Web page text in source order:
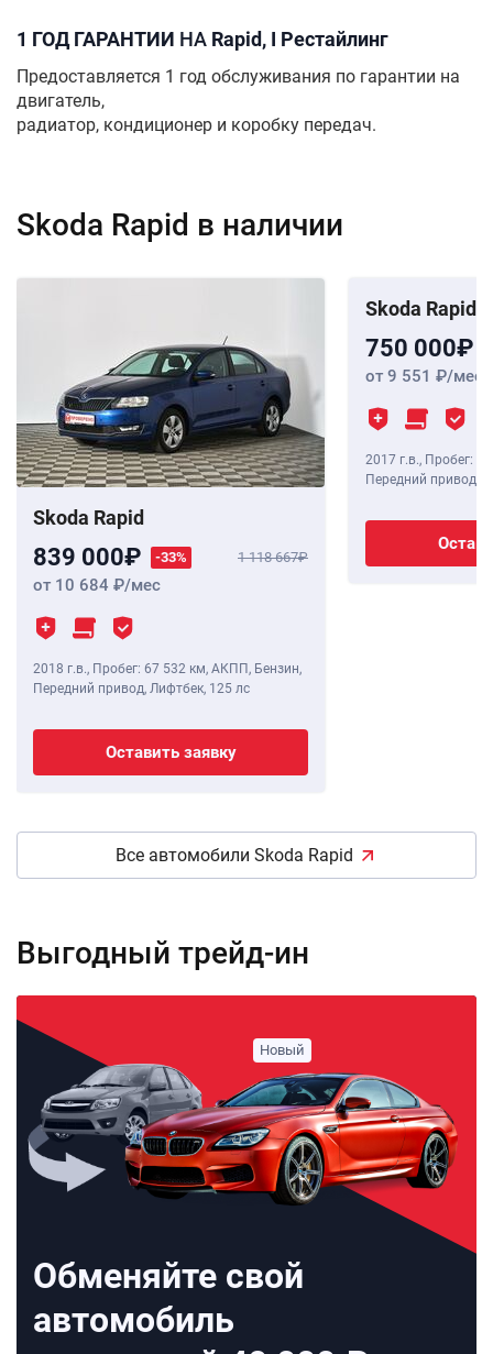
1 ГОД ГАРАНТИИ НА Rapid, I Рестайлинг
Предоставляется 1 год обслуживания по гарантии на
двигатель,
радиатор, кондиционер и коробку передач.
Skoda Rapid в наличии
Skoda Rapid
839 000 -33% 1 118 667
от 10 684 /мес
2018 г.в., Пробег: 67 532 км, АКПП, Бензин,
Передний привод, Лифтбек, 125 лс
Оставить заявку
Skoda Rapid
750 000
от 9 551 /мес
2017 г.в., Пробег:
Передний привод,
Все автомобили Skoda Rapid
Выгодный трейд-ин
Обменяйте свой
автомобиль